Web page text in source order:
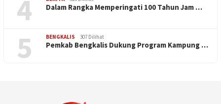
4 Dalam Rangka Memperingati 100 Tahun Jam …
5 BENGKALIS 307 Dilihat
Pemkab Bengkalis Dukung Program Kampung …